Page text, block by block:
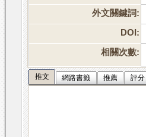
外文關鍵詞:
DOI:
相關次數:
推文 網路書籤 推薦 評分